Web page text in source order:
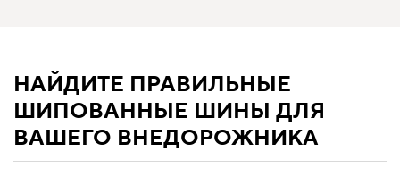
НАЙДИТЕ ПРАВИЛЬНЫЕ
ШИПОВАННЫЕ ШИНЫ ДЛЯ
ВАШЕГО ВНЕДОРОЖНИКА